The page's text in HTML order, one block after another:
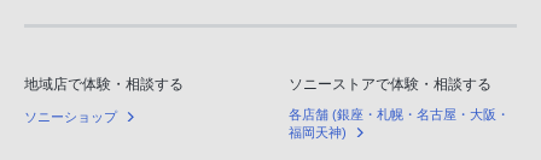
地域店で体験・相談する
ソニーショップ
ソニーストアで体験・相談する
各店舗 (銀座・札幌・名古屋・大阪・
福岡天神)